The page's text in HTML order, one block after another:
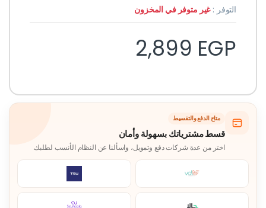
التوفر :غير متوفر في المخزون
2,899 EGP
متاح الدفع والتقسيط
قسط مشترياتك بسهولة وأمان
اختر من عدة شركات دفع وتمويل، واسألنا عن النظام الأنسب لطلبك.